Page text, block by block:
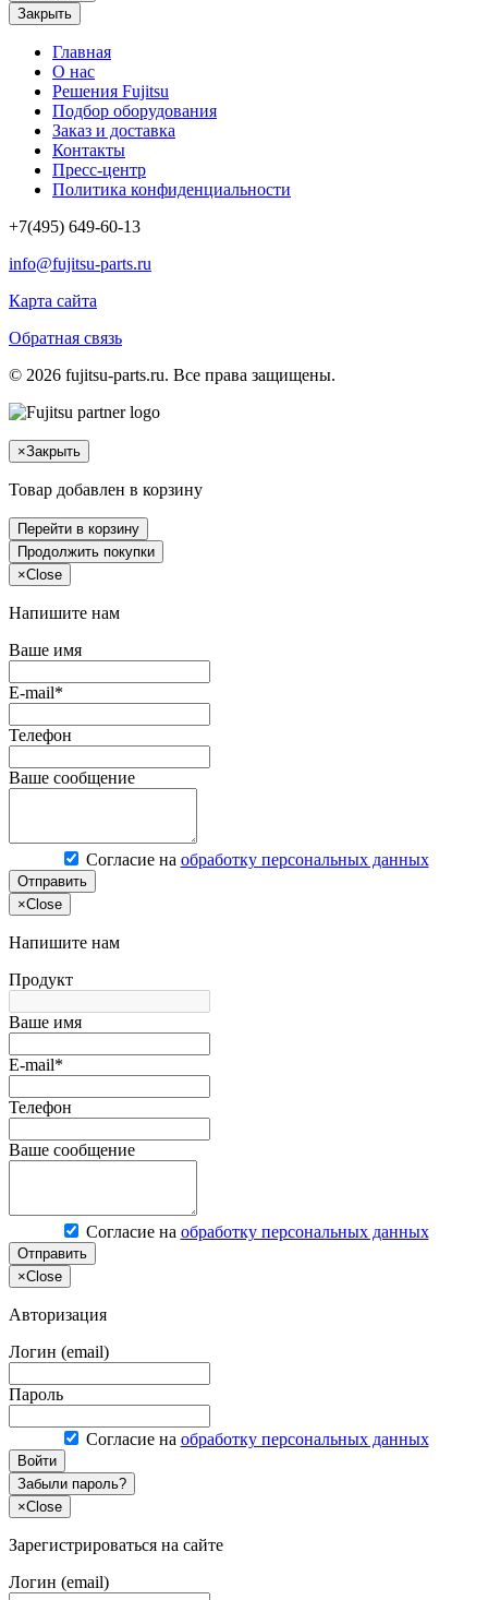
Закрыть
Главная
О нас
Решения Fujitsu
Подбор оборудования
Заказ и доставка
Контакты
Пресс-центр
Политика конфиденциальности
+7(495) 649-60-13
info@fujitsu-parts.ru
Карта сайта
Обратная связь
© 2026 fujitsu-parts.ru. Все права защищены.
×Закрыть
Товар добавлен в корзину
Перейти в корзину
Продолжить покупки
×Close
Напишите нам
Ваше имя
E-mail*
Телефон
Ваше сообщение
Согласие на обработку персональных данных
Отправить
×Close
Напишите нам
Продукт
Ваше имя
E-mail*
Телефон
Ваше сообщение
Согласие на обработку персональных данных
Отправить
×Close
Авторизация
Логин (email)
Пароль
Согласие на обработку персональных данных
Войти
Забыли пароль?
×Close
Зарегистрироваться на сайте
Логин (email)